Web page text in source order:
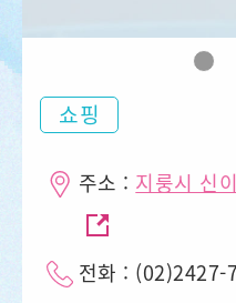
쇼핑
주소 :지룽시 신
전화 : (02)2427-